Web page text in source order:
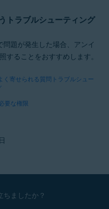
トラブルシューティング
題が発生した場合、アンイ
することをおすすめします。
く寄せられる質問トラブルシュー
要な権限
ちましたか？